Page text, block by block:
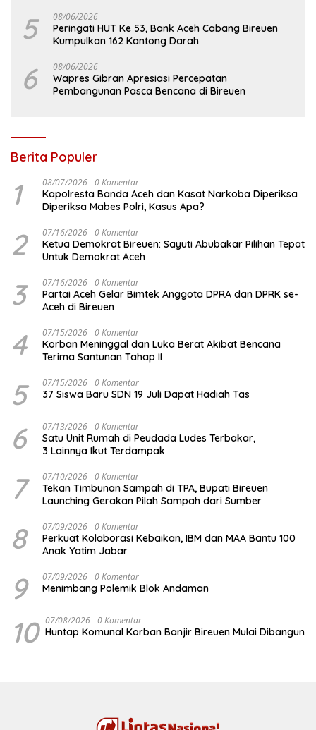
5 08/06/2026
Peringati HUT Ke 53, Bank Aceh Cabang Bireuen
Kumpulkan 162 Kantong Darah
6 08/06/2026
Wapres Gibran Apresiasi Percepatan
Pembangunan Pasca Bencana di Bireuen
Berita Populer
1 08/07/2026 0 Komentar
Kapolresta Banda Aceh dan Kasat Narkoba Diperiksa
Diperiksa Mabes Polri, Kasus Apa?
2 07/16/2026 0 Komentar
Ketua Demokrat Bireuen: Sayuti Abubakar Pilihan Tepat
Untuk Demokrat Aceh
3 07/16/2026 0 Komentar
Partai Aceh Gelar Bimtek Anggota DPRA dan DPRK se-
Aceh di Bireuen
4 07/15/2026 0 Komentar
Korban Meninggal dan Luka Berat Akibat Bencana
Terima Santunan Tahap II
5 07/15/2026 0 Komentar
37 Siswa Baru SDN 19 Juli Dapat Hadiah Tas
6 07/13/2026 0 Komentar
Satu Unit Rumah di Peudada Ludes Terbakar,
3 Lainnya Ikut Terdampak
7 07/10/2026 0 Komentar
Tekan Timbunan Sampah di TPA, Bupati Bireuen
Launching Gerakan Pilah Sampah dari Sumber
8 07/09/2026 0 Komentar
Perkuat Kolaborasi Kebaikan, IBM dan MAA Bantu 100
Anak Yatim Jabar
9 07/09/2026 0 Komentar
Menimbang Polemik Blok Andaman
10 07/08/2026 0 Komentar
Huntap Komunal Korban Banjir Bireuen Mulai Dibangun